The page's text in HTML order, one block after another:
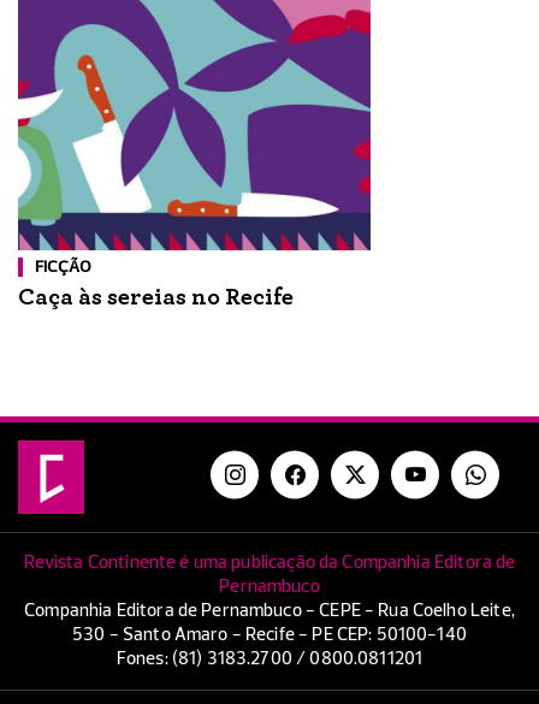
FICÇÃO
Caça às sereias no Recife
Revista Continente é uma publicação da Companhia Editora de
Pernambuco
Companhia Editora de Pernambuco - CEPE - Rua Coelho Leite,
530 - Santo Amaro - Recife - PE CEP: 50100-140
Fones: (81) 3183.2700 / 0800.0811201